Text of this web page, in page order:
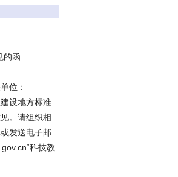
的函
位：
设地方标准
。请组织相
发送电子邮
科技教